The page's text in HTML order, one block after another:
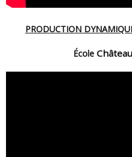
PRODUCTION
École